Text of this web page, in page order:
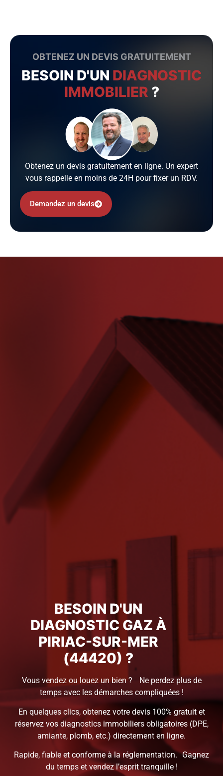
OBTENEZ UN DEVIS GRATUITEMENT
BESOIN D'UN DIAGNOSTIC
IMMOBILIER ?
Obtenez un devis gratuitement en ligne. Un expert
vous rappelle en moins de 24H pour fixer un RDV.
Demandez un devis
BESOIN D'UN
DIAGNOSTIC GAZ À
PIRIAC-SUR-MER
(44420) ?
Vous vendez ou louez un bien ? Ne perdez plus de
temps avec les démarches compliquées !
En quelques clics, obtenez votre devis 100% gratuit et
réservez vos diagnostics immobiliers obligatoires (DPE,
amiante, plomb, etc.) directement en ligne.
Rapide, fiable et conforme à la réglementation. Gagnez
du temps et vendez l’esprit tranquille !